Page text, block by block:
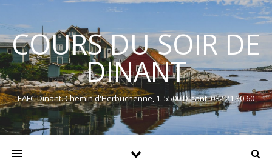
COURS DU SOIR DE
DINANT
EAFC Dinant. Chemin d'Herbuchenne, 1. 5500 Dinant. 082 21 30 60